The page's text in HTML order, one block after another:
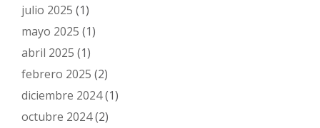
julio 2025 (1)
mayo 2025 (1)
abril 2025 (1)
febrero 2025 (2)
diciembre 2024(1)
octubre 2024(2)